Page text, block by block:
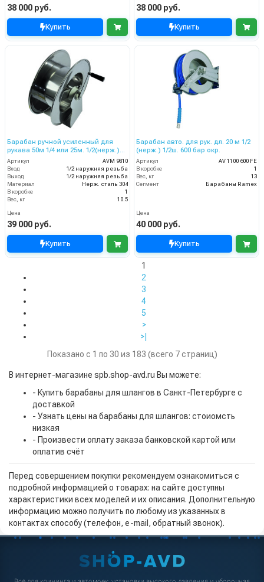
38 000 руб.
Купить
38 000 руб.
Купить
Барабан ручной усиленный для
рукава 50м 1/4 или 25м. 1/2(нерж.)
1/2ш.1/2ш. 200 бар.
Артикул
AVM 9810
Вход
1/2 наружняя резьба
Выход
1/2 наружняя резьба
Материал
Нерж. сталь 304
В коробке
1
Вес, кг
10.5
Цена
39 000 руб.
Купить
Барабан авто. для рук. дл. 20 м 1/2
(нерж.) 1/2ш. 600 бар окр.
Артикул
AV 1100 600 FE
В коробке
1
Вес, кг
13
Сегмент
Барабаны Ramex
Цена
40 000 руб.
Купить
1
2
3
4
5
>
>|
Показано с 1 по 30 из 183 (всего 7 страниц)
В интернет-магазине spb.shop-avd.ru Вы можете:
- Купить барабаны для шлангов в Санкт-Петербурге с
доставкой
- Узнать цены на барабаны для шлангов: стоиомсть
низкая
- Произвести оплату заказа банковской картой или
оплатив счёт
Перед совершением покупки рекомендуем ознакомиться с
подробной информацией о товарах: на сайте доступны
характеристики всех моделей и их описания. Дополнительную
информацию можно получить по любому из указанных в
контактах способу (телефон, e-mail, обратный звонок).